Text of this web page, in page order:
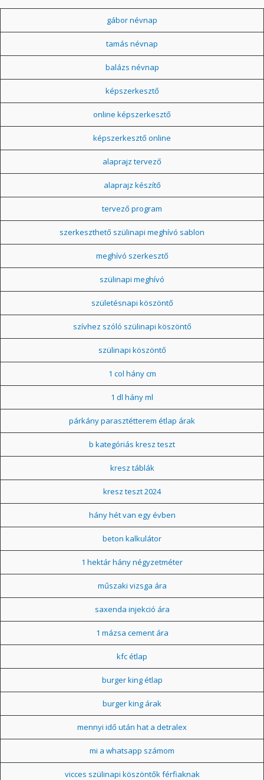
gábor névnap
tamás névnap
balázs névnap
képszerkesztő
online képszerkesztő
képszerkesztő online
alaprajz tervező
alaprajz készítő
tervező program
szerkeszthető szülinapi meghívó sablon
meghívó szerkesztő
szülinapi meghívó
születésnapi köszöntő
szívhez szóló szülinapi köszöntő
szülinapi köszöntő
1 col hány cm
1 dl hány ml
párkány parasztétterem étlap árak
b kategóriás kresz teszt
kresz táblák
kresz teszt 2024
hány hét van egy évben
beton kalkulátor
1 hektár hány négyzetméter
műszaki vizsga ára
saxenda injekció ára
1 mázsa cement ára
kfc étlap
burger king étlap
burger king árak
mennyi idő után hat a detralex
mi a whatsapp számom
vicces szülinapi köszöntők férfiaknak